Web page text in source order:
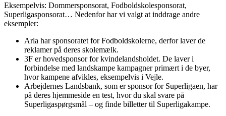
Eksempelvis: Dommersponsorat, Fodboldskolesponsorat,
Superligasponsorat… Nedenfor har vi valgt at inddrage andre
eksempler:
Arla har sponsoratet for Fodboldskolerne, derfor laver de
reklamer på deres skolemælk.
3F er hovedsponsor for kvindelandsholdet. De laver i
forbindelse med landskampe kampagner primært i de byer,
hvor kampene afvikles, eksempelvis i Vejle.
Arbejdernes Landsbank, som er sponsor for Superligaen, har
på deres hjemmeside en test, hvor du skal svare på
Superligaspørgsmål – og finde billetter til Superligakampe.